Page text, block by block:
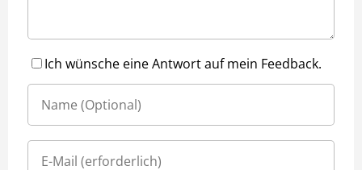
Ich wünsche eine Antwort auf mein Feedback.